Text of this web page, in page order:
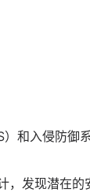
）和入侵防御
，发现潜在的